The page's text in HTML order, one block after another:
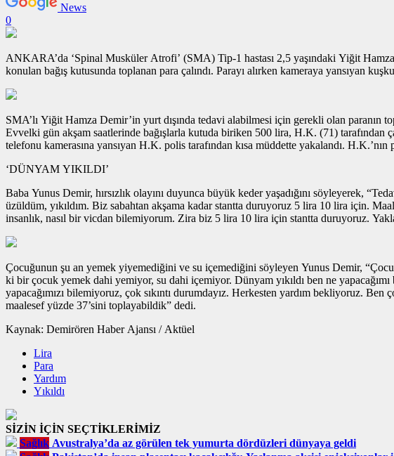
News
0
ANKARA’da ‘Spinal Musküler Atrofi’ (SMA) Tip-1 hastası 2,5 yaşındaki Yiğit
konulan bağış kutusunda toplanan para çalındı. Parayı alırken kameraya yansıyan
SMA’lı Yiğit Hamza Demir’in yurt dışında tedavi alabilmesi için gerekli olan paranın
Evvelki gün akşam saatlerinde bağışlarla kutuda biriken 500 lira, H.K. (71) tarafından
telefonu kamerasına yansıyan H.K. polis tarafından kısa müddette yakalandı.
‘DÜNYAM YIKILDI’
Baba Yunus Demir, hırsızlık olayını duyunca büyük keder yaşadığını söyleyerek,
üzüldüm, yıkıldım. Biz sabahtan akşama kadar stantta duruyoruz 5 lira 10 lira için.
insanlık, nasıl bir vicdan bilemiyorum. Zira biz 5 lira 10 lira için stantta duruyoruz.
Çocuğunun şu an yemek yiyemediğini ve su içemediğini söyleyen Yunus Demir,
ki bir çocuk yemek dahi yemiyor, su dahi içemiyor. Dünyam yıkıldı ben ne
yapacağımızı bilemiyoruz, çok sıkıntı durumdayız. Herkesten yardım bekliyoruz.
maalesef yüzde 37’sini toplayabildik” dedi.
Kaynak: Demirören Haber Ajansı / Aktüel
Lira
Para
Yardım
Yıkıldı
SİZİN İÇİN SEÇTİKLERİMİZ
Sağlık Avustralya’da az görülen tek yumurta dördüzleri dünyaya geldi